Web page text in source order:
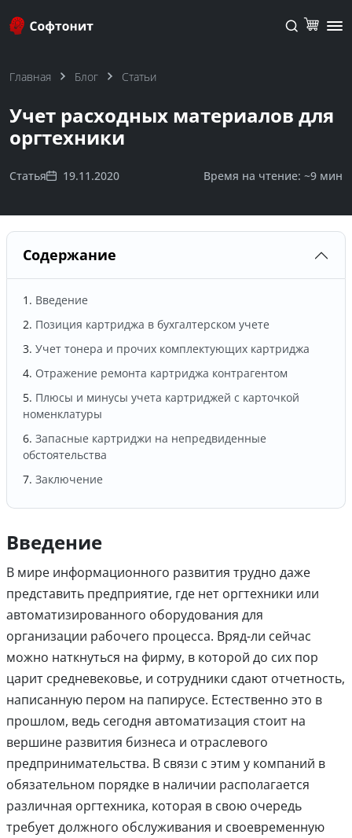
Главная Блог Статьи
Учет расходных материалов для
оргтехники
Статья 19.11.2020 Время на чтение: ~9 мин
Содержание
Введение
Позиция картриджа в бухгалтерском учете
Учет тонера и прочих комплектующих картриджа
Отражение ремонта картриджа контрагентом
Плюсы и минусы учета картриджей с карточкой
номенклатуры
Запасные картриджи на непредвиденные
обстоятельства
Заключение
Введение
В мире информационного развития трудно даже
представить предприятие, где нет оргтехники или
автоматизированного оборудования для
организации рабочего процесса. Вряд-ли сейчас
можно наткнуться на фирму, в которой до сих пор
царит средневековье, и сотрудники сдают отчетность,
написанную пером на папирусе. Естественно это в
прошлом, ведь сегодня автоматизация стоит на
вершине развития бизнеса и отраслевого
предпринимательства. В связи с этим у компаний в
обязательном порядке в наличии располагается
различная оргтехника, которая в свою очередь
требует должного обслуживания и своевременную